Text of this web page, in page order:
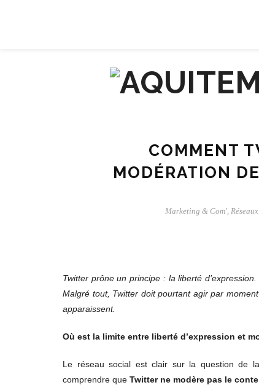
COMMENT
MODÉRATION
Marketing & Com',
Twitter prône un principe : la liberté
Malgré tout, Twitter doit pourtant agir par
apparaissent.
Où est la limite entre liberté d’expression et
Le réseau social est clair sur la question de
comprendre que Twitter ne modère pas le